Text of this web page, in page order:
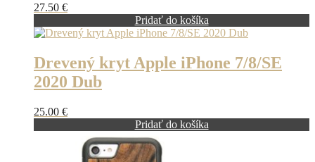
27.50 €
Pridať do košíka
Drevený kryt Apple iPhone 7/8/SE
2020 Dub
25.00 €
Pridať do košíka